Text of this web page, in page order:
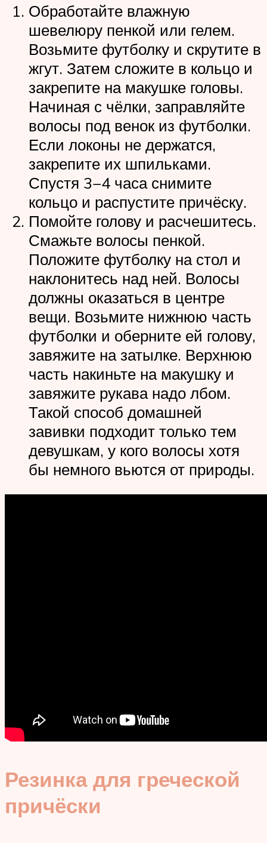
Обработайте влажную
шевелюру пенкой или гелем.
Возьмите футболку и скрутите в
жгут. Затем сложите в кольцо и
закрепите на макушке головы.
Начиная с чёлки, заправляйте
волосы под венок из футболки.
Если локоны не держатся,
закрепите их шпильками.
Спустя 3−4 часа снимите
кольцо и распустите причёску.
Помойте голову и расчешитесь.
Смажьте волосы пенкой.
Положите футболку на стол и
наклонитесь над ней. Волосы
должны оказаться в центре
вещи. Возьмите нижнюю часть
футболки и оберните ей голову,
завяжите на затылке. Верхнюю
часть накиньте на макушку и
завяжите рукава надо лбом.
Такой способ домашней
завивки подходит только тем
девушкам, у кого волосы хотя
бы немного вьются от природы.
Резинка для греческой
причёски